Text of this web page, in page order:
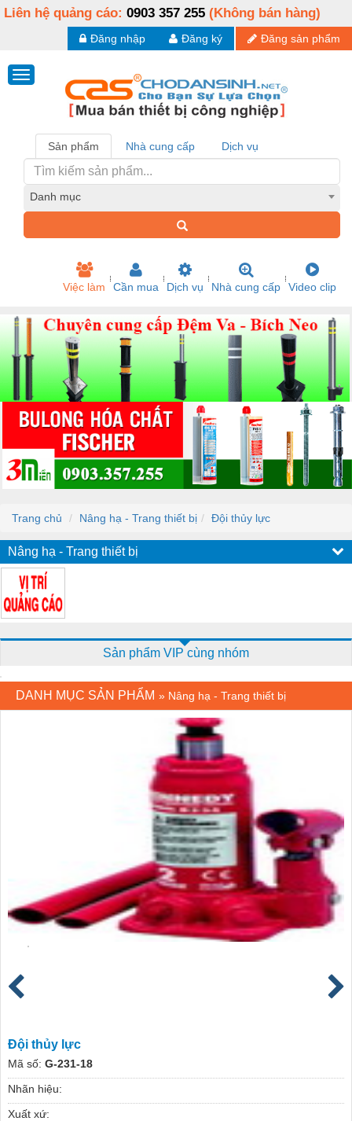
Liên hệ quảng cáo: 0903 357 255 (Không bán hàng)
Đăng sản phẩm
Đăng ký
Đăng nhập
Sản phẩm Nhà cung cấp Dịch vụ
Danh mục
Việc làm Cần mua Dịch vụ Nhà cung cấp Video clip
Trang chủ Nâng hạ - Trang thiết bị Đội thủy lực
Nâng hạ - Trang thiết bị
Sản phẩm VIP cùng nhóm
DANH MỤC SẢN PHẨM » Nâng hạ - Trang thiết bị
Đội thủy lực
Mã số: G-231-18
Nhãn hiệu:
Xuất xứ: